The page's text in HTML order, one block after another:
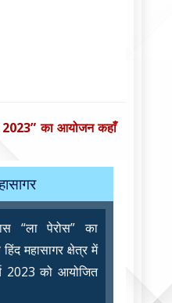
2023” का आयोजन कहाँ
“ला पेरोस” का
महासागर क्षेत्र में
2023 को आयोजित